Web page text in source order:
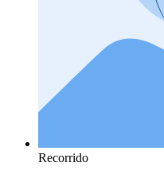
Recorrido